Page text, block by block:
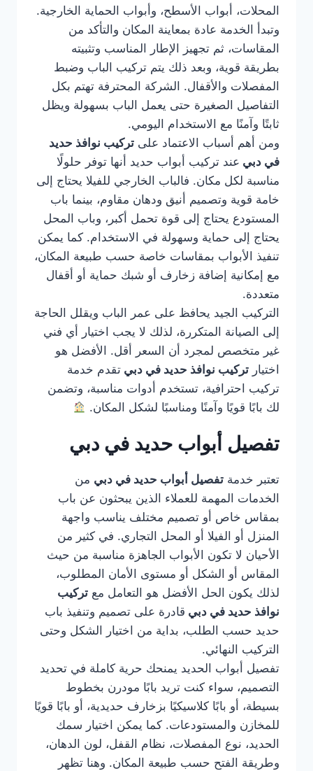
المحلات، أبواب الأسطح، وأبواب الحماية الخارجية.
وتبدأ الخدمة عادة بمعاينة المكان والتأكد من
المقاسات، ثم تجهيز الإطار المناسب وتثبيته
بطريقة قوية، وبعد ذلك يتم تركيب الباب وضبط
المفصلات والأقفال. الشركة المحترفة تهتم بكل
التفاصيل الصغيرة حتى يعمل الباب بسهولة ويظل
ثابتًا وآمنًا مع الاستخدام اليومي.
ومن أهم أسباب الاعتماد على تركيب نوافذ حديد
في دبي عند تركيب أبواب حديد أنها توفر حلولًا
مناسبة لكل مكان. فالباب الخارجي للفيلا يحتاج إلى
خامة قوية وتصميم أنيق ودهان مقاوم، بينما باب
المستودع يحتاج إلى قوة تحمل أكبر، وباب المحل
يحتاج إلى حماية وسهولة في الاستخدام. كما يمكن
تنفيذ الأبواب بمقاسات خاصة حسب طبيعة المكان،
مع إمكانية إضافة زخارف أو شبك حماية أو أقفال
متعددة.
التركيب الجيد يحافظ على عمر الباب ويقلل الحاجة
إلى الصيانة المتكررة، لذلك لا يجب اختيار أي فني
غير متخصص لمجرد أن السعر أقل. الأفضل هو
اختيار تركيب نوافذ حديد في دبي تقدم خدمة
تركيب احترافية، تستخدم أدوات مناسبة، وتضمن
لك بابًا قويًا وآمنًا ومناسبًا لشكل المكان.
تفصيل أبواب حديد في دبي
تعتبر خدمة تفصيل أبواب حديد في دبي من
الخدمات المهمة للعملاء الذين يبحثون عن باب
بمقاس خاص أو تصميم مختلف يناسب واجهة
المنزل أو الفيلا أو المحل التجاري. في كثير من
الأحيان لا تكون الأبواب الجاهزة مناسبة من حيث
المقاس أو الشكل أو مستوى الأمان المطلوب،
لذلك يكون الحل الأفضل هو التعامل مع تركيب
نوافذ حديد في دبي قادرة على تصميم وتنفيذ باب
حديد حسب الطلب، بداية من اختيار الشكل وحتى
التركيب النهائي.
تفصيل أبواب الحديد يمنحك حرية كاملة في تحديد
التصميم، سواء كنت تريد بابًا مودرن بخطوط
بسيطة، أو بابًا كلاسيكيًا بزخارف حديدية، أو بابًا قويًا
للمخازن والمستودعات. كما يمكن اختيار سمك
الحديد، نوع المفصلات، نظام القفل، لون الدهان،
وطريقة الفتح حسب طبيعة المكان. وهنا تظهر